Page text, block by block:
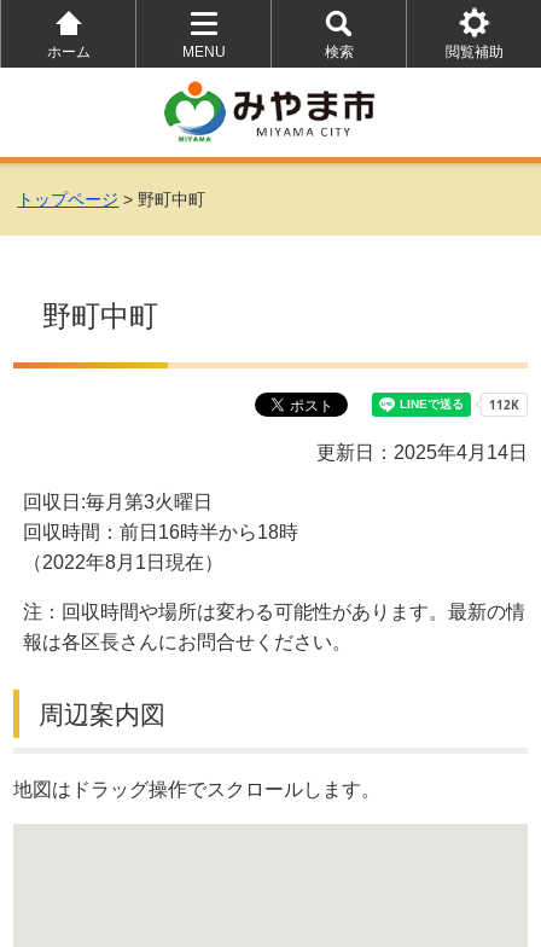
ホーム
MENU
を
開
く
検索
を
開
く
閲覧補助
を
トップページ > 野町中町
野町中町
更新日：2025年4月14日
回収日:毎月第3火曜日
回収時間：前日16時半から18時
（2022年8月1日現在）
注：回収時間や場所は変わる可能性があります。最新の情
報は各区長さんにお問合せください。
周辺案内図
地図はドラッグ操作でスクロールします。